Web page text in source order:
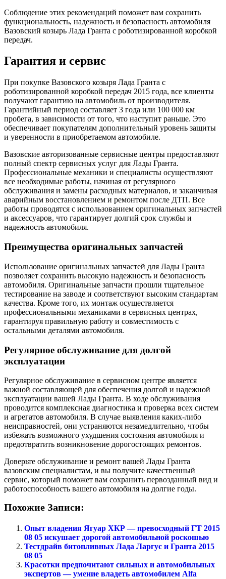
Соблюдение этих рекомендаций поможет вам сохранить
функциональность, надежность и безопасность автомобиля
Вазовский козырь Лада Гранта с роботизированной коробкой
передач.
Гарантия и сервис
При покупке Вазовского козыря Лада Гранта с
роботизированной коробкой передач 2015 года, все клиенты
получают гарантию на автомобиль от производителя.
Гарантийный период составляет 3 года или 100 000 км
пробега, в зависимости от того, что наступит раньше. Это
обеспечивает покупателям дополнительный уровень защиты
и уверенности в приобретаемом автомобиле.
Вазовские авторизованные сервисные центры предоставляют
полный спектр сервисных услуг для Лады Гранта.
Профессиональные механики и специалисты осуществляют
все необходимые работы, начиная от регулярного
обслуживания и замены расходных материалов, и заканчивая
аварийным восстановлением и ремонтом после ДТП. Все
работы проводятся с использованием оригинальных запчастей
и аксессуаров, что гарантирует долгий срок службы и
надежность автомобиля.
Преимущества оригинальных запчастей
Использование оригинальных запчастей для Лады Гранта
позволяет сохранить высокую надежность и безопасность
автомобиля. Оригинальные запчасти прошли тщательное
тестирование на заводе и соответствуют высоким стандартам
качества. Кроме того, их монтаж осуществляется
профессиональными механиками в сервисных центрах,
гарантируя правильную работу и совместимость с
остальными деталями автомобиля.
Регулярное обслуживание для долгой
эксплуатации
Регулярное обслуживание в сервисном центре является
важной составляющей для обеспечения долгой и надежной
эксплуатации вашей Лады Гранта. В ходе обслуживания
проводится комплексная диагностика и проверка всех систем
и агрегатов автомобиля. В случае выявления каких-либо
неисправностей, они устраняются незамедлительно, чтобы
избежать возможного ухудшения состояния автомобиля и
предотвратить возникновение дорогостоящих ремонтов.
Доверьте обслуживание и ремонт вашей Лады Гранта
вазовским специалистам, и вы получите качественный
сервис, который поможет вам сохранить первозданный вид и
работоспособность вашего автомобиля на долгие годы.
Похожие Записи:
Опыт владения Ягуар ХКР — превосходный ГТ 2015
08 05 искушает дорогой автомобильной роскошью
Тестдрайв битопливных Лада Ларгус и Гранта 2015
08 05
Красотки предпочитают сильных и автомобильных
экспертов — умение владеть автомобилем Alfa